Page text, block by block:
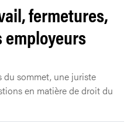
fermetures,
du sommet, une juriste
en matière de droit du